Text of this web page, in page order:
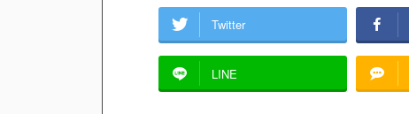
Twitter
LINE